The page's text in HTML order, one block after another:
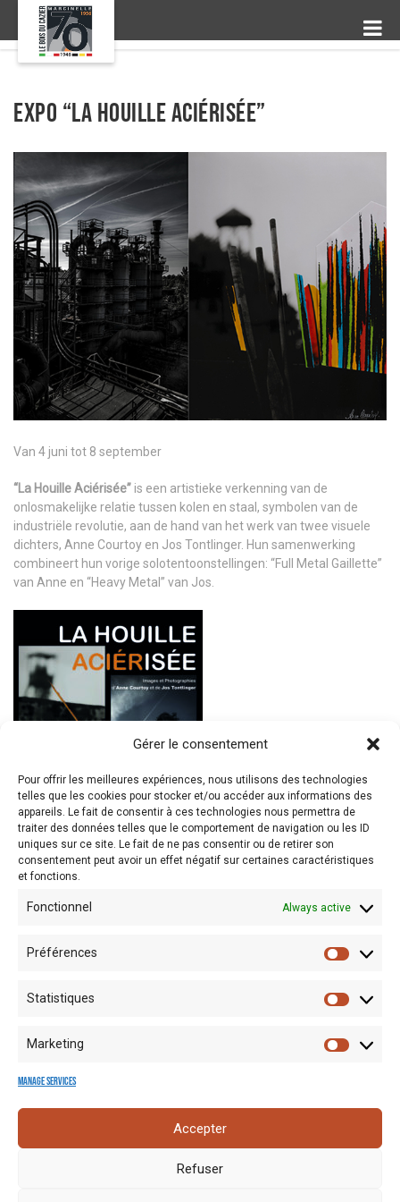
Gérer le consentement
Pour offrir les meilleures expériences, nous utilisons des technologies
telles que les cookies pour stocker et/ou accéder aux informations des
appareils. Le fait de consentir à ces technologies nous permettra de
traiter des données telles que le comportement de navigation ou les ID
uniques sur ce site. Le fait de ne pas consentir ou de retirer son
consentement peut avoir un effet négatif sur certaines caractéristiques
et fonctions.
Fonctionnel Always active
Préférences
Statistiques
Marketing
Manage services
Accepter
Refuser
Expo “La houille aciérisée”
Van 4 juni tot 8 september
“La Houille Aciérisée” is een artistieke verkenning van de
onlosmakelijke relatie tussen kolen en staal, symbolen van de
industriële revolutie, aan de hand van het werk van twee visuele
dichters, Anne Courtoy en Jos Tontlinger. Hun samenwerking
combineert hun vorige solotentoonstellingen: “Full Metal Gaillette”
van Anne en “Heavy Metal” van Jos.